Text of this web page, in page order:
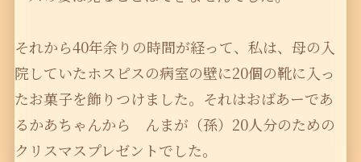
それから40年余りの時間が経って、私は、母の入
院していたホスピスの病室の壁に20個の靴に入っ
たお菓子を飾りつけました。それはおばあーであ
るかあちゃんから んまが（孫）20人分のための
クリスマスプレゼントでした。